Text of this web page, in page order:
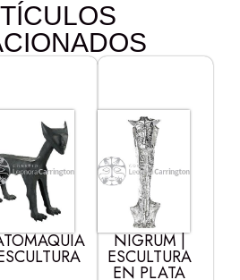
NIGRUM |
ESCULTURA
EN PLATA